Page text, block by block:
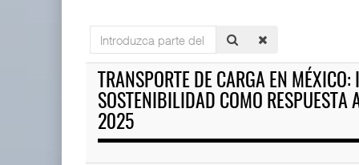
Introduzca
parte
del
títuloTRANSPORTE DE CARGA EN
SOSTENIBILIDAD COMO RESPUESTA
2025
EE.UU. plantea nuevas
restricciones para trip ...
05 AGO 2026
06 AGO 2026
IT-ANÁLISIS: Volaris abrirá